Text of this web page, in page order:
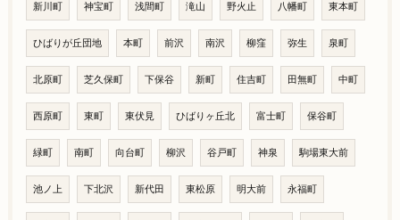
新川町 神宝町 浅間町 滝山 野火止 八幡町 東本町
ひばりが丘団地 本町 前沢 南沢 柳窪 弥生 泉町
北原町 芝久保町 下保谷 新町 住吉町 田無町 中町
西原町 東町 東伏見 ひばりヶ丘北 富士町 保谷町
緑町 南町 向台町 柳沢 谷戸町 神泉 駒場東大前
池ノ上 下北沢 新代田 東松原 明大前 永福町